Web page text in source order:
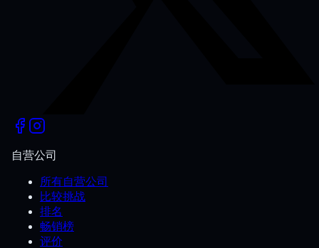
自营公司
所有自营公司
比较挑战
排名
畅销榜
评价